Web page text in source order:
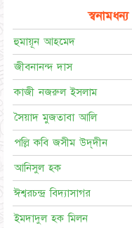
হুমায়ূন আহমেদ
জীবনানন্দ দাস
কাজী নজরুল ইসলাম
সৈয়াদ মুজতাবা আলি
পল্লি কবি জসীম উদ্‌দীন
আনিসুল হক
ঈশ্বরচন্দ্র বিদ্যাসাগর
ইমদাদুল হক মিলন